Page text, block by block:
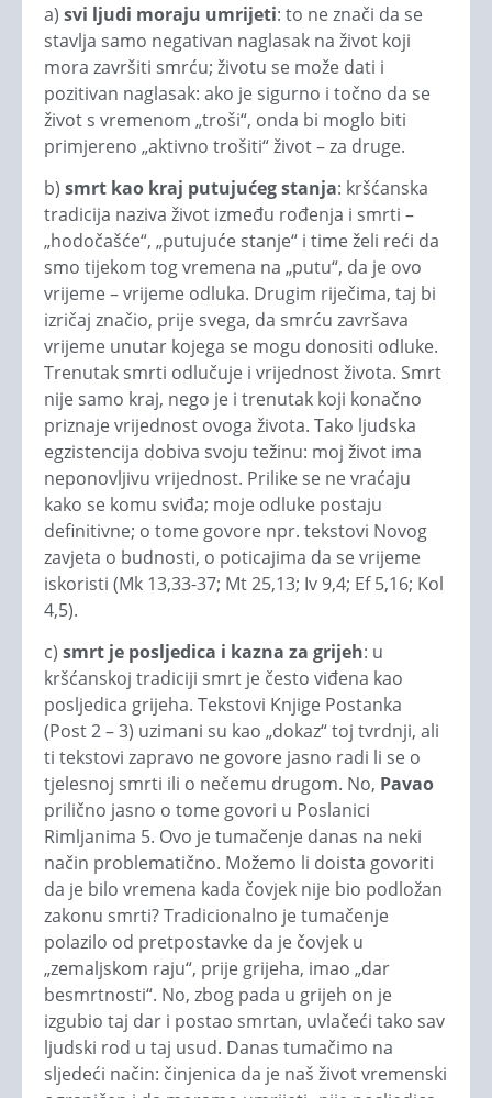
a) svi ljudi moraju umrijeti: to ne znači da se
stavlja samo negativan naglasak na život koji
mora završiti smrću; životu se može dati i
pozitivan naglasak: ako je sigurno i točno da se
život s vremenom „troši“, onda bi moglo biti
primjereno „aktivno trošiti“ život – za druge.
b) smrt kao kraj putujućeg stanja: kršćanska
tradicija naziva život između rođenja i smrti –
„hodočašće“, „putujuće stanje“ i time želi reći da
smo tijekom tog vremena na „putu“, da je ovo
vrijeme – vrijeme odluka. Drugim riječima, taj bi
izričaj značio, prije svega, da smrću završava
vrijeme unutar kojega se mogu donositi odluke.
Trenutak smrti odlučuje i vrijednost života. Smrt
nije samo kraj, nego je i trenutak koji konačno
priznaje vrijednost ovoga života. Tako ljudska
egzistencija dobiva svoju težinu: moj život ima
neponovljivu vrijednost. Prilike se ne vraćaju
kako se komu sviđa; moje odluke postaju
definitivne; o tome govore npr. tekstovi Novog
zavjeta o budnosti, o poticajima da se vrijeme
iskoristi (Mk 13,33-37; Mt 25,13; Iv 9,4; Ef 5,16; Kol
4,5).
c) smrt je posljedica i kazna za grijeh: u
kršćanskoj tradiciji smrt je često viđena kao
posljedica grijeha. Tekstovi Knjige Postanka
(Post 2 – 3) uzimani su kao „dokaz“ toj tvrdnji, ali
ti tekstovi zapravo ne govore jasno radi li se o
tjelesnoj smrti ili o nečemu drugom. No, Pavao
prilično jasno o tome govori u Poslanici
Rimljanima 5. Ovo je tumačenje danas na neki
način problematično. Možemo li doista govoriti
da je bilo vremena kada čovjek nije bio podložan
zakonu smrti? Tradicionalno je tumačenje
polazilo od pretpostavke da je čovjek u
„zemaljskom raju“, prije grijeha, imao „dar
besmrtnosti“. No, zbog pada u grijeh on je
izgubio taj dar i postao smrtan, uvlačeći tako sav
ljudski rod u taj usud. Danas tumačimo na
sljedeći način: činjenica da je naš život vremenski